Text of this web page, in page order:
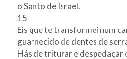
o Santo de Israel.
15
Eis que te transformei num
guarnecido de dentes de
Hás de triturar e despedaçar